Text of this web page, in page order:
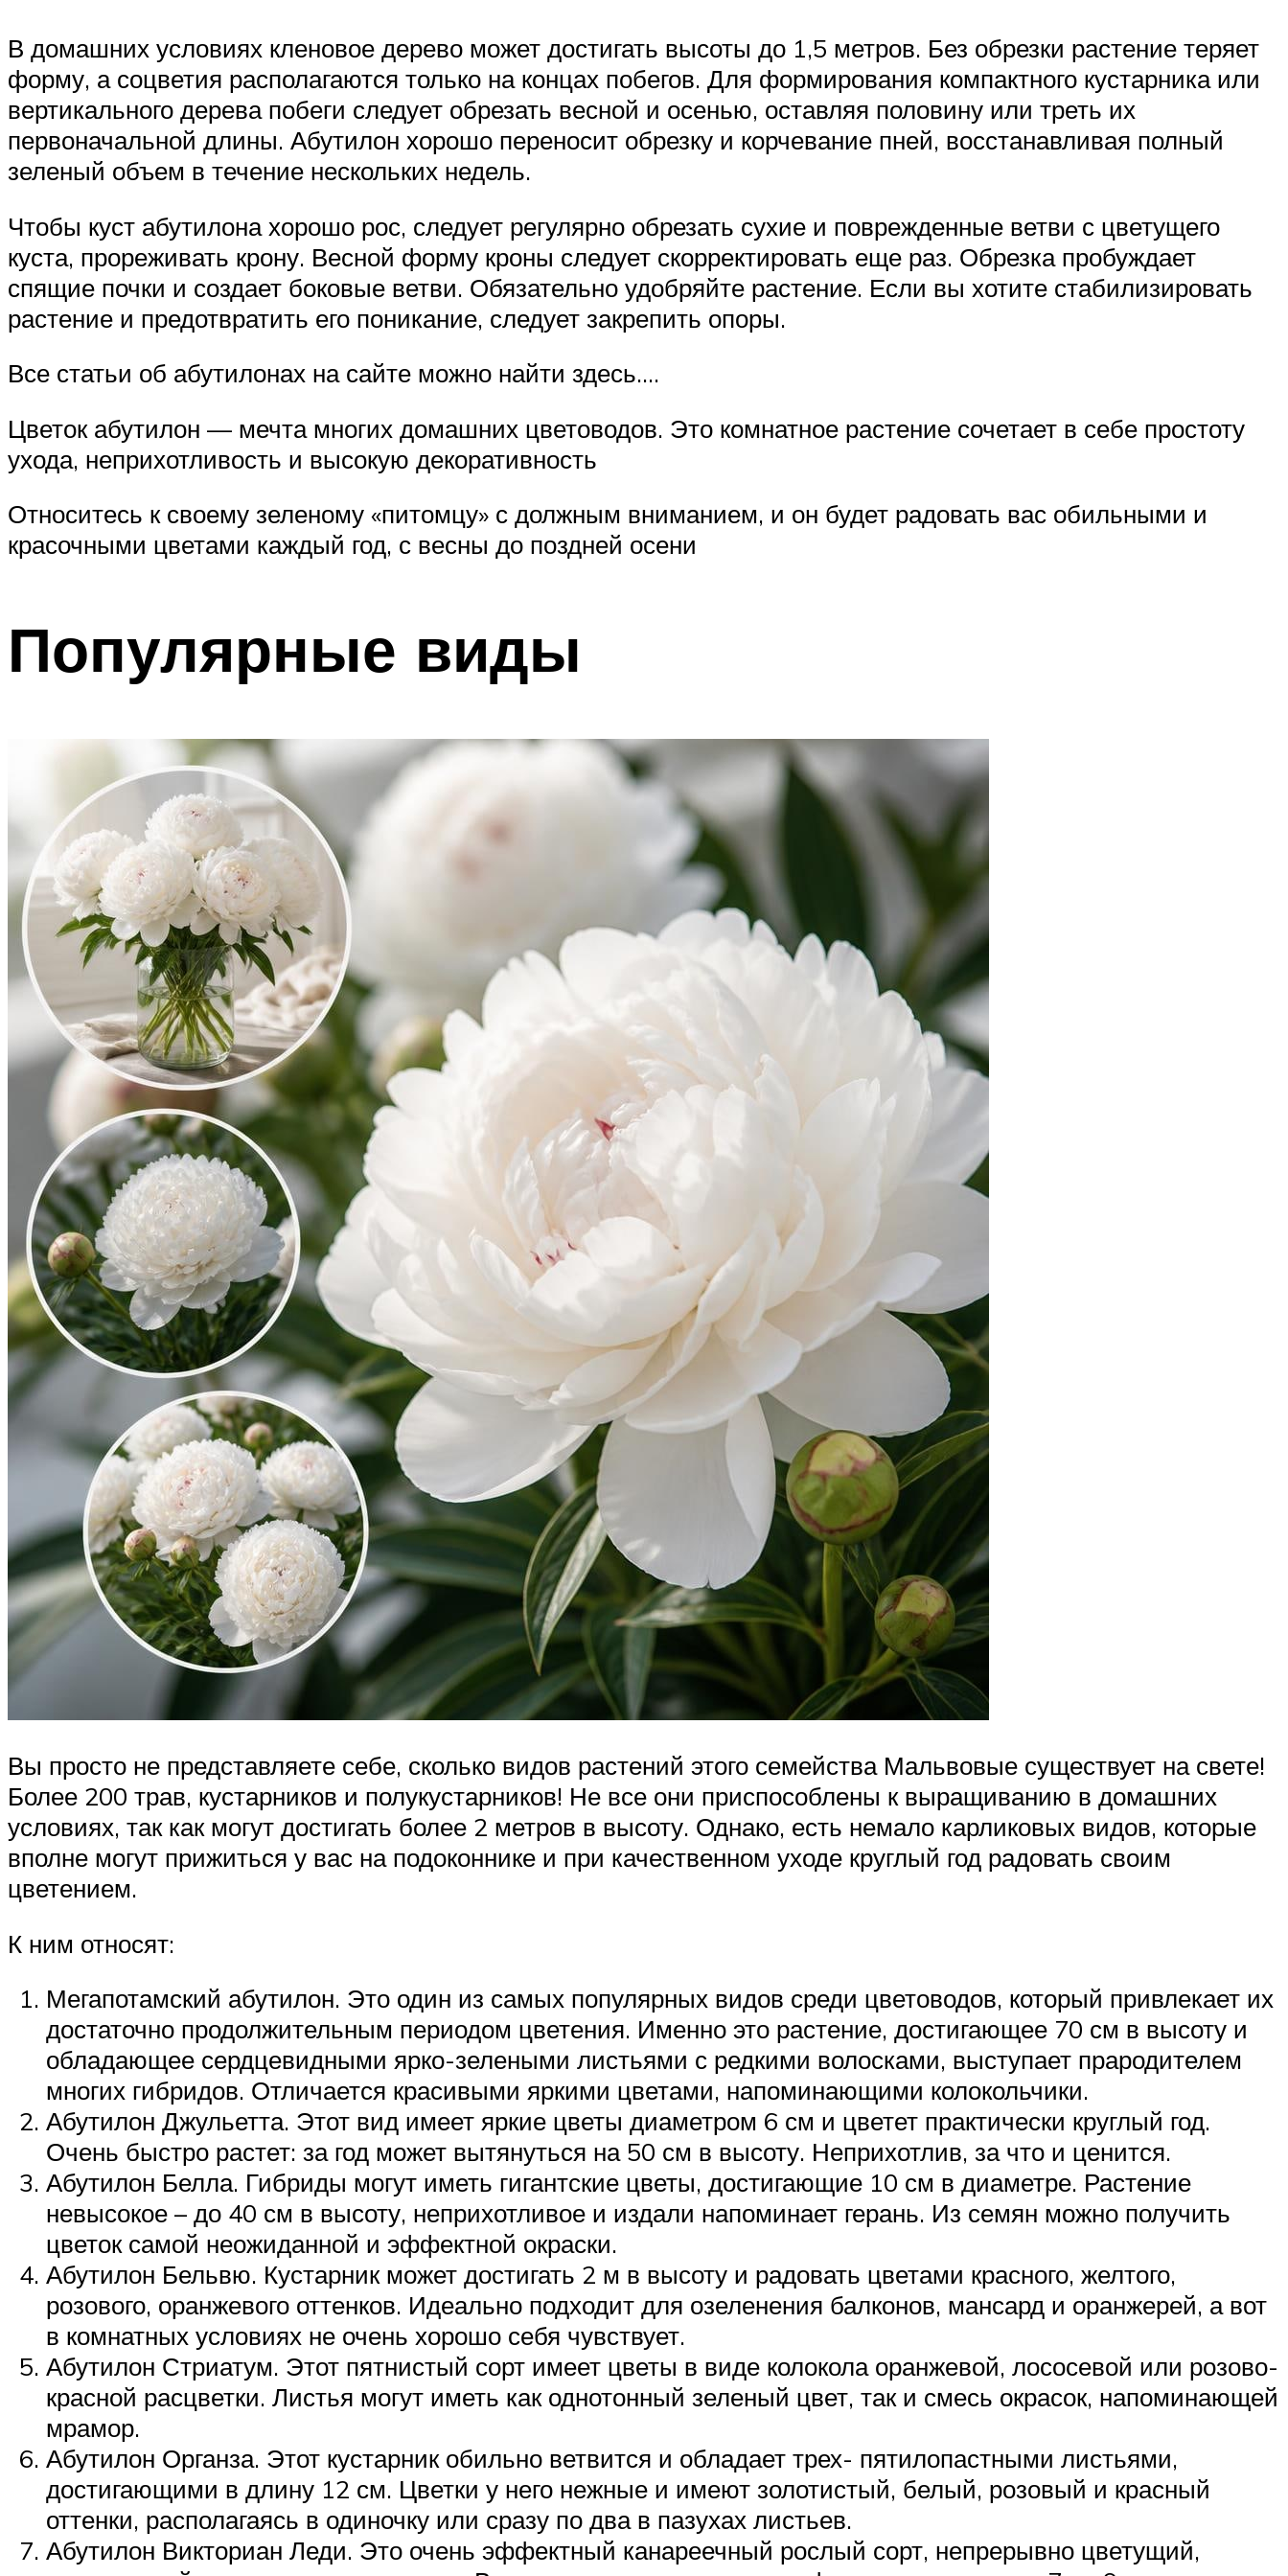
В домашних условиях кленовое дерево может достигать высоты до 1,5 метров. Без обрезки растение теряет
форму, а соцветия располагаются только на концах побегов. Для формирования компактного кустарника или
вертикального дерева побеги следует обрезать весной и осенью, оставляя половину или треть их
первоначальной длины. Абутилон хорошо переносит обрезку и корчевание пней, восстанавливая полный
зеленый объем в течение нескольких недель.
Чтобы куст абутилона хорошо рос, следует регулярно обрезать сухие и поврежденные ветви с цветущего
куста, прореживать крону. Весной форму кроны следует скорректировать еще раз. Обрезка пробуждает
спящие почки и создает боковые ветви. Обязательно удобряйте растение. Если вы хотите стабилизировать
растение и предотвратить его поникание, следует закрепить опоры.
Все статьи об абутилонах на сайте можно найти здесь….
Цветок абутилон — мечта многих домашних цветоводов. Это комнатное растение сочетает в себе простоту
ухода, неприхотливость и высокую декоративность
Относитесь к своему зеленому «питомцу» с должным вниманием, и он будет радовать вас обильными и
красочными цветами каждый год, с весны до поздней осени
Популярные виды
Вы просто не представляете себе, сколько видов растений этого семейства Мальвовые существует на свете!
Более 200 трав, кустарников и полукустарников! Не все они приспособлены к выращиванию в домашних
условиях, так как могут достигать более 2 метров в высоту. Однако, есть немало карликовых видов, которые
вполне могут прижиться у вас на подоконнике и при качественном уходе круглый год радовать своим
цветением.
К ним относят:
Мегапотамский абутилон. Это один из самых популярных видов среди цветоводов, который привлекает их
достаточно продолжительным периодом цветения. Именно это растение, достигающее 70 см в высоту и
обладающее сердцевидными ярко-зелеными листьями с редкими волосками, выступает прародителем
многих гибридов. Отличается красивыми яркими цветами, напоминающими колокольчики.
Абутилон Джульетта. Этот вид имеет яркие цветы диаметром 6 см и цветет практически круглый год.
Очень быстро растет: за год может вытянуться на 50 см в высоту. Неприхотлив, за что и ценится.
Абутилон Белла. Гибриды могут иметь гигантские цветы, достигающие 10 см в диаметре. Растение
невысокое – до 40 см в высоту, неприхотливое и издали напоминает герань. Из семян можно получить
цветок самой неожиданной и эффектной окраски.
Абутилон Бельвю. Кустарник может достигать 2 м в высоту и радовать цветами красного, желтого,
розового, оранжевого оттенков. Идеально подходит для озеленения балконов, мансард и оранжерей, а вот
в комнатных условиях не очень хорошо себя чувствует.
Абутилон Стриатум. Этот пятнистый сорт имеет цветы в виде колокола оранжевой, лососевой или розово-
красной расцветки. Листья могут иметь как однотонный зеленый цвет, так и смесь окрасок, напоминающей
мрамор.
Абутилон Органза. Этот кустарник обильно ветвится и обладает трех- пятилопастными листьями,
достигающими в длину 12 см. Цветки у него нежные и имеют золотистый, белый, розовый и красный
оттенки, располагаясь в одиночку или сразу по два в пазухах листьев.
Абутилон Викториан Леди. Это очень эффектный канареечный рослый сорт, непрерывно цветущий,